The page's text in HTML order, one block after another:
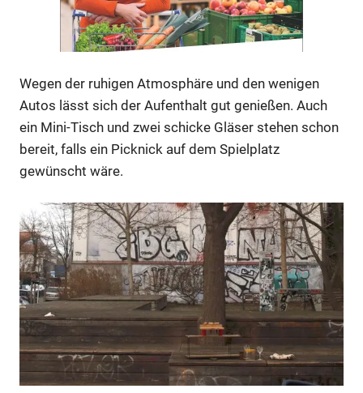
Anzeige
Wegen der ruhigen Atmosphäre und den wenigen
Autos lässt sich der Aufenthalt gut genießen. Auch
ein Mini-Tisch und zwei schicke Gläser stehen schon
bereit, falls ein Picknick auf dem Spielplatz
gewünscht wäre.